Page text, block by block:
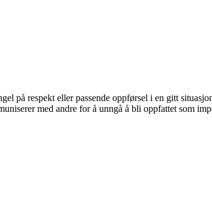
på respekt eller passende oppførsel i en gitt
med andre for å unngå å bli oppfattet som